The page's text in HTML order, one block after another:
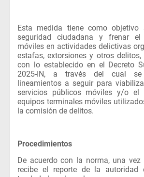
Esta medida tiene como objetivo
seguridad ciudadana y frenar
móviles en actividades delictivas
estafas, extorsiones y otros
con lo establecido en el Decreto
2025-IN, a través del cual
lineamientos a seguir para
servicios públicos móviles y/o el
equipos terminales móviles
la comisión de delitos.
Procedimientos
De acuerdo con la norma, una vez
recibe el reporte de la autoridad